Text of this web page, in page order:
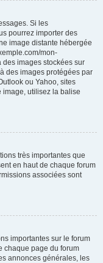
Si les
pourrez importer des
image distante hébergée
mon-
des images stockées sur
des images protégées par
ou Yahoo, sites
image, utilisez la balise
très importantes que
en haut de chaque forum
associées sont
importantes sur le forum
chaque page du forum
annonces générales, les